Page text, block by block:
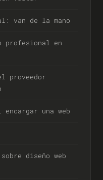
van de la mano
profesional en
proveedor
una web
diseño web